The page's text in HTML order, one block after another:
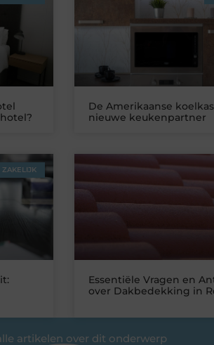
De Amerikaanse
nieuwe keukenpartner
ZAKELIJK
Essentiële Vragen en
over Dakbedekking in
artikelen over dit onderwerp